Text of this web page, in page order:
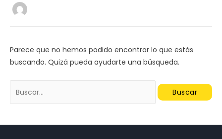
Parece que no hemos podido encontrar lo que estás
buscando. Quizá pueda ayudarte una búsqueda.